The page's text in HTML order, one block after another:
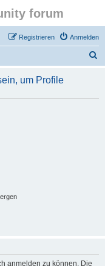
forum
Anmelden
Registrieren
h
um Profile
anmelden zu können. Die